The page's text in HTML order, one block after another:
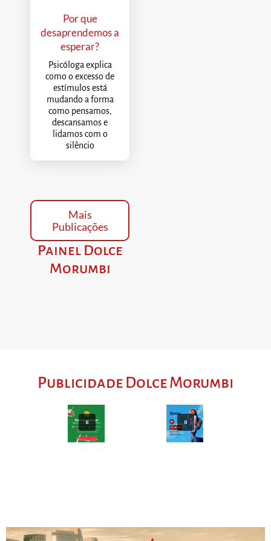
Por que
desaprendemos a
esperar?
Psicóloga explica
como o excesso de
estímulos está
mudando a forma
como pensamos,
descansamos e
lidamos com o
silêncio
Mais
Publicações
Painel Dolce
Morumbi
Publicidade Dolce Morumbi